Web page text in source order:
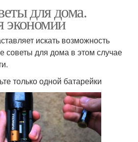
для дома.
экономии
искать возможность
советы для дома в этом случае
только одной батарейки